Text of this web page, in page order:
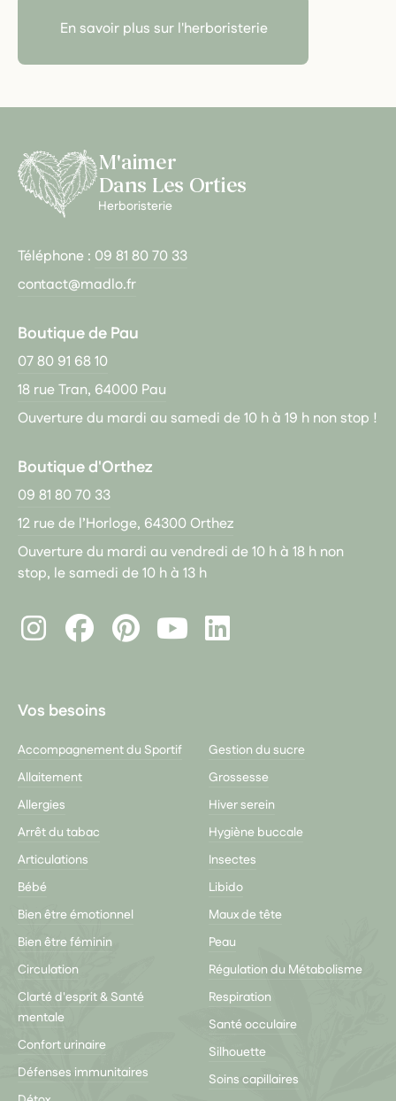
En savoir plus sur l'herboristerie
M'aimer
Dans Les Orties
Herboristerie
Téléphone : 09 81 80 70 33
contact@madlo.fr
Boutique de Pau
07 80 91 68 10
18 rue Tran, 64000 Pau
Ouverture du mardi au samedi de 10 h à 19 h non stop !
Boutique d'Orthez
09 81 80 70 33
12 rue de l’Horloge, 64300 Orthez
Ouverture du mardi au vendredi de 10 h à 18 h non
stop, le samedi de 10 h à 13 h
InstagramFacebookPinterest
LinkedIn
Vos besoins
Accompagnement du Sportif
Allaitement
Allergies
Arrêt du tabac
Articulations
Bébé
Bien être émotionnel
Bien être féminin
Circulation
Clarté d'esprit & Santé
mentale
Confort urinaire
Défenses immunitaires
Gestion du sucre
Grossesse
Hiver serein
Hygiène buccale
Insectes
Libido
Maux de tête
Peau
Régulation du Métabolisme
Respiration
Santé occulaire
Silhouette
Soins capillaires